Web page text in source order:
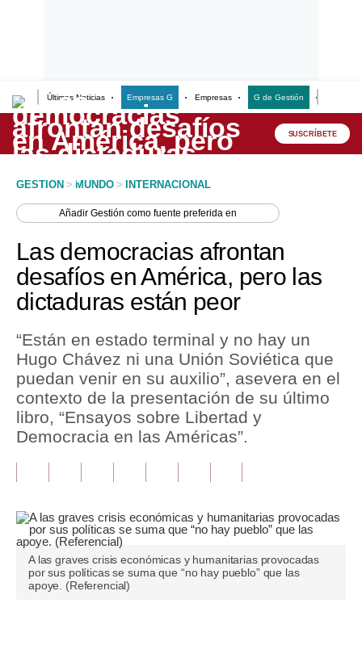
Últimas Noticias Empresas G Empresas G de Gestión
Lo último
Peru Quiosco
Economía
Mercados
Política
Tu Dinero
Finanzas Personales
Opinión
Editorial
Pregunta de hoy
SUSCRÍBETE
GESTION > MUNDO > INTERNACIONAL
AñadirGestión como fuente preferida en
Las democracias afrontan
desafíos en América, pero las
dictaduras están peor
“Están en estado terminal y no hay un
Hugo Chávez ni una Unión Soviética que
puedan venir en su auxilio”, asevera en el
contexto de la presentación de su último
libro, “Ensayos sobre Libertad y
Democracia en las Américas”.
A las graves crisis económicas y humanitarias provocadas
por sus políticas se suma que “no hay pueblo” que las
apoye. (Referencial)